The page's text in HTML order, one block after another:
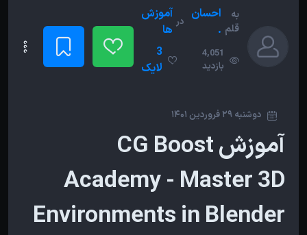
به
قلم
احسان
.
در آموزش
ها
4,051
بازدید
3
لایک
دوشنبه 29 فروردین 1401
آموزش CG Boost
Academy - Master 3D
Environments in Blender